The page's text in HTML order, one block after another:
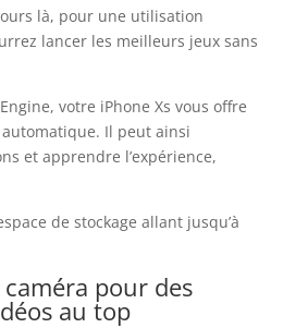
là, pour une utilisation
lancer les meilleurs jeux sans
votre iPhone Xs vous offre
Il peut ainsi
et apprendre l’expérience,
de stockage allant jusqu’à
pour des
au top